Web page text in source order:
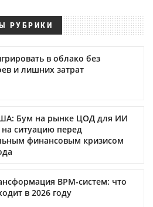
РУБРИКИ
в облако без
и лишних затрат
Бум на рынке ЦОД для ИИ
ситуацию перед
финансовым кризисом
BPM-систем: что
в 2026 году